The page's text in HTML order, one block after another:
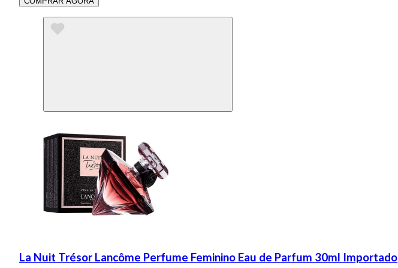
La Nuit Trésor Lancôme Perfume Feminino Eau de Parfum 30ml Importado